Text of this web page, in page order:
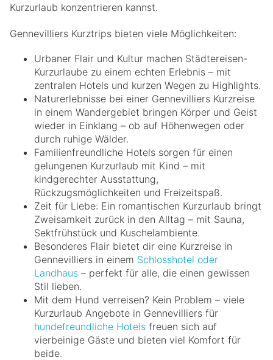
Kurzurlaub konzentrieren kannst.
Gennevilliers Kurztrips bieten viele Möglichkeiten:
Urbaner Flair und Kultur machen Städtereisen-
Kurzurlaube zu einem echten Erlebnis – mit
zentralen Hotels und kurzen Wegen zu Highlights.
Naturerlebnisse bei einer Gennevilliers Kurzreise
in einem Wandergebiet bringen Körper und Geist
wieder in Einklang – ob auf Höhenwegen oder
durch ruhige Wälder.
Familienfreundliche Hotels sorgen für einen
gelungenen Kurzurlaub mit Kind – mit
kindgerechter Ausstattung,
Rückzugsmöglichkeiten und Freizeitspaß.
Zeit für Liebe: Ein romantischen Kurzurlaub bringt
Zweisamkeit zurück in den Alltag – mit Sauna,
Sektfrühstück und Kuschelambiente.
Besonderes Flair bietet dir eine Kurzreise in
Gennevilliers in einem Schlosshotel oder
Landhaus – perfekt für alle, die einen gewissen
Stil lieben.
Mit dem Hund verreisen? Kein Problem – viele
Kurzurlaub Angebote in Gennevilliers für
hundefreundliche Hotels freuen sich auf
vierbeinige Gäste und bieten viel Komfort für
beide.